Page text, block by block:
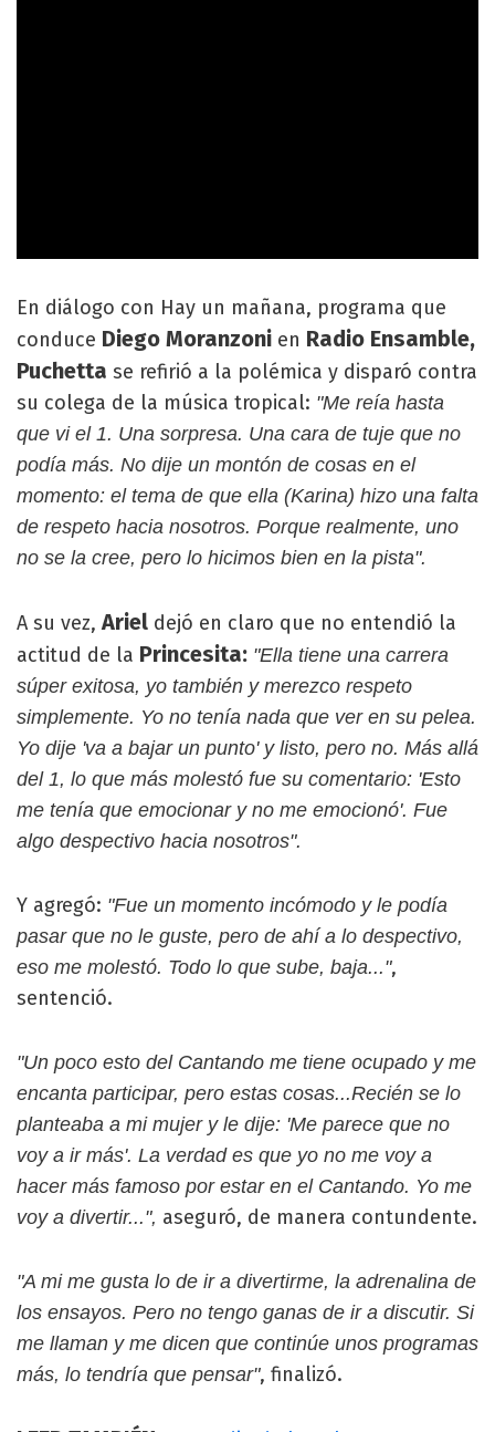
En diálogo con Hay un mañana, programa que
conduce Diego Moranzoni en Radio Ensamble,
Puchetta se refirió a la polémica y disparó contra
su colega de la música tropical: "Me reía hasta
que vi el 1. Una sorpresa. Una cara de tuje que no
podía más. No dije un montón de cosas en el
momento: el tema de que ella (Karina) hizo una falta
de respeto hacia nosotros. Porque realmente, uno
no se la cree, pero lo hicimos bien en la pista".
A su vez, Ariel dejó en claro que no entendió la
actitud de la Princesita: "Ella tiene una carrera
súper exitosa, yo también y merezco respeto
simplemente. Yo no tenía nada que ver en su pelea.
Yo dije 'va a bajar un punto' y listo, pero no. Más allá
del 1, lo que más molestó fue su comentario: 'Esto
me tenía que emocionar y no me emocionó'. Fue
algo despectivo hacia nosotros".
Y agregó: "Fue un momento incómodo y le podía
pasar que no le guste, pero de ahí a lo despectivo,
eso me molestó. Todo lo que sube, baja...",
sentenció.
"Un poco esto del Cantando me tiene ocupado y me
encanta participar, pero estas cosas...Recién se lo
planteaba a mi mujer y le dije: 'Me parece que no
voy a ir más'. La verdad es que yo no me voy a
hacer más famoso por estar en el Cantando. Yo me
voy a divertir...", aseguró, de manera contundente.
"A mi me gusta lo de ir a divertirme, la adrenalina de
los ensayos. Pero no tengo ganas de ir a discutir. Si
me llaman y me dicen que continúe unos programas
más, lo tendría que pensar", finalizó.